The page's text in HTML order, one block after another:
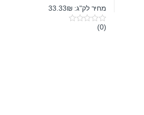
מחיר לק"ג: 33.33₪
0(0)